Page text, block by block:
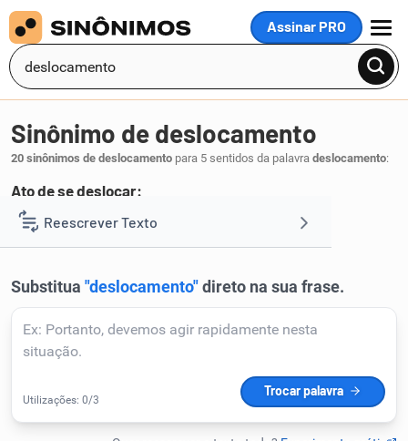
Assinar PRO
MENU
Reescrever Texto
Corrigir Texto
Humanizador de IA
Sinônimo de deslocamento
20 sinônimos de deslocamento para 5 sentidos da palavra deslocamento:
Ato de se deslocar:
1 locomoção,deslocação